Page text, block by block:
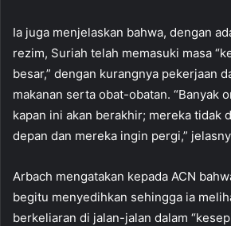
Ia juga menjelaskan bahwa, dengan
rezim, Suriah telah memasuki masa
besar,” dengan kurangnya pekerjaan
makanan serta obat-obatan. “Banyak
kapan ini akan berakhir; mereka tidak
depan dan mereka ingin pergi,”
Arbach mengatakan kepada ACN
begitu menyedihkan sehingga ia
berkeliaran di jalan-jalan dalam